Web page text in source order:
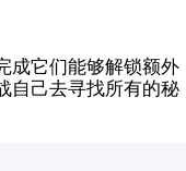
成它们能够解锁额外
自己去寻找所有的秘